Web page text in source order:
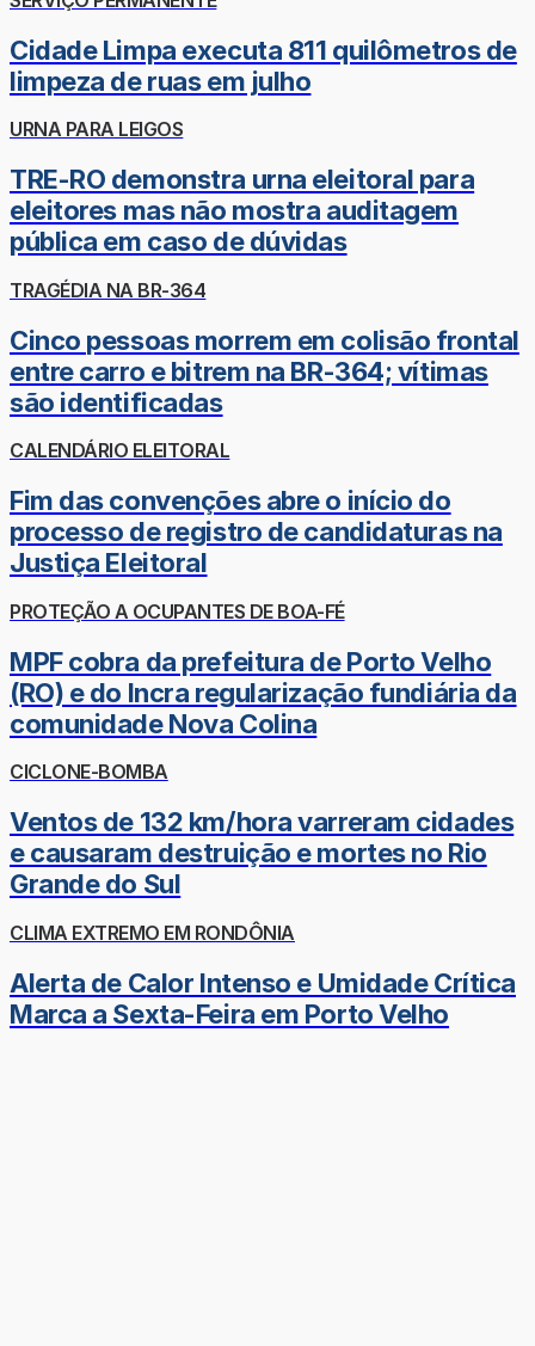
Cidade Limpa executa 811 quilômetros de
limpeza de ruas em julho
URNA PARA LEIGOS
TRE-RO demonstra urna eleitoral para
eleitores mas não mostra auditagem
pública em caso de dúvidas
TRAGÉDIA NA BR-364
Cinco pessoas morrem em colisão frontal
entre carro e bitrem na BR-364; vítimas
são identificadas
CALENDÁRIO ELEITORAL
Fim das convenções abre o início do
processo de registro de candidaturas na
Justiça Eleitoral
PROTEÇÃO A OCUPANTES DE BOA-FÉ
MPF cobra da prefeitura de Porto Velho
(RO) e do Incra regularização fundiária da
comunidade Nova Colina
CICLONE-BOMBA
Ventos de 132 km/hora varreram cidades
e causaram destruição e mortes no Rio
Grande do Sul
CLIMA EXTREMO EM RONDÔNIA
Alerta de Calor Intenso e Umidade Crítica
Marca a Sexta-Feira em Porto Velho